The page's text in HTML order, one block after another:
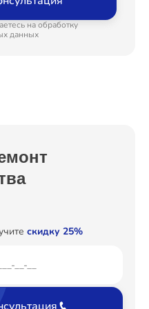
от 550₽
от 650₽
на обработку
данных
скидку 25%
камер